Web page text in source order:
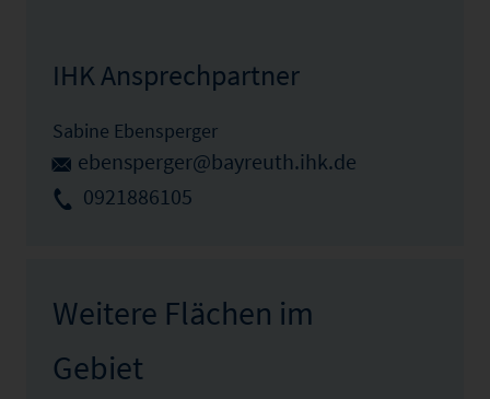
IHK Ansprechpartner
Sabine Ebensperger
ebensperger@bayreuth.ihk.de
0921886105
Weitere Flächen im
Gebiet